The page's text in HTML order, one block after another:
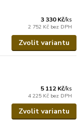
3 330 Kč/ks
2 752 Kč bez DPH
Zvolit variantu
5 112 Kč/ks
4 225 Kč bez DPH
Zvolit variantu